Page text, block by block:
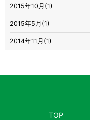
2015年10月(1)
2015年5月(1)
2014年11月(1)
TOP